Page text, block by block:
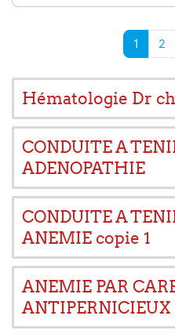
1 Page 1
2
Hématologie Dr
CONDUITE A
ADENOPATHIE
CONDUITE A
ANEMIE copie 1
ANEMIE PAR
ANTIPERNICIEUX